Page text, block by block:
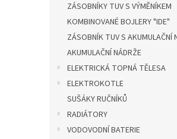
ZÁSOBNÍKY TUV S VÝMĚNÍKEM
KOMBINOVANÉ BOJLERY "IDE"
ZÁSOBNÍK TUV S AKUMULAČNÍ
AKUMULAČNÍ NÁDRŽE
ELEKTRICKÁ TOPNÁ TĚLESA
ELEKTROKOTLE
SUŠÁKY RUČNÍKŮ
RADIÁTORY
VODOVODNÍ BATERIE